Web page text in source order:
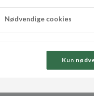
Nødvendige cookies
Kun